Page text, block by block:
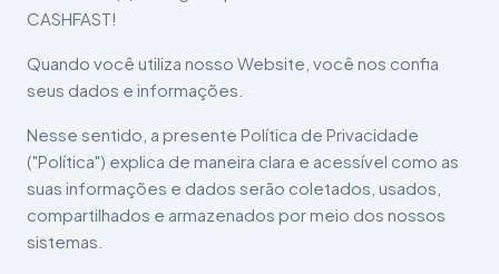
CASHFAST!
Quando você utiliza nosso Website, você nos confia
seus dados e informações.
Nesse sentido, a presente Política de Privacidade
("Política") explica de maneira clara e acessível como as
suas informações e dados serão coletados, usados,
compartilhados e armazenados por meio dos nossos
sistemas.